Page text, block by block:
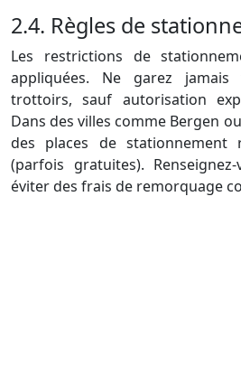
2.4. Règles de
Les restrictions de
appliquées. Ne garez
trottoirs, sauf autorisation
Dans des villes comme Bergen
des places de stationnement
(parfois gratuites).
éviter des frais de remorquage